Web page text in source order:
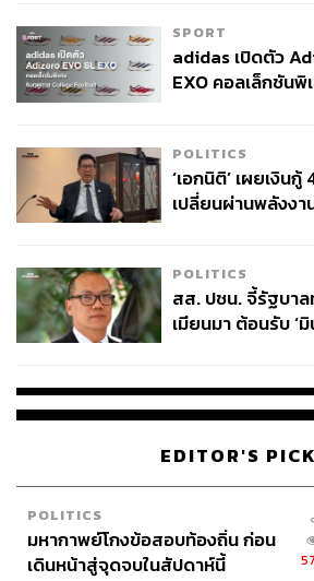
SPORT
adidas เปิดตัว
EXO คอลเล็กชัน
POLITICS
‘เอกนิติ’ เผยเงิน
เปลี่ยนผ่านพลังงา
POLITICS
สส. ปชน. จี้รัฐบา
เมียนมา ต้อนรับ ‘
EDITOR'S
POLITICS
มหากาพย์โกงข้อสอบท้องถิ่น ก่อน
เดินหน้าสู่จุดจบในสัปดาห์นี้